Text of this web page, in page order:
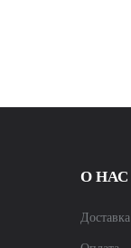
О НАС
Доставка